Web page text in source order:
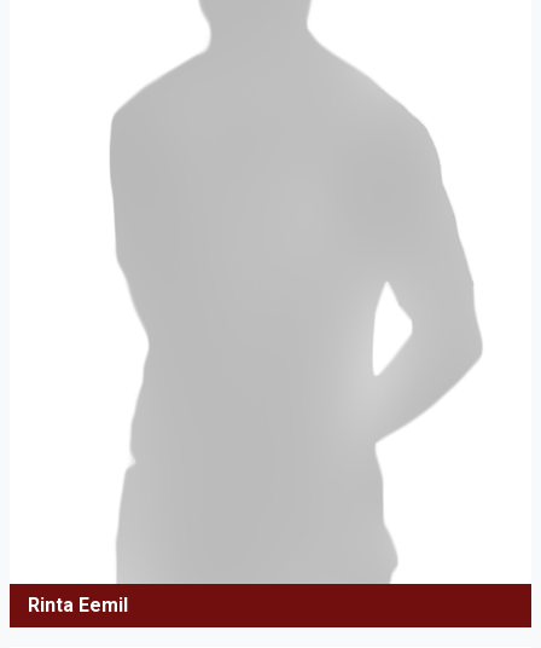
Rinta Eemil